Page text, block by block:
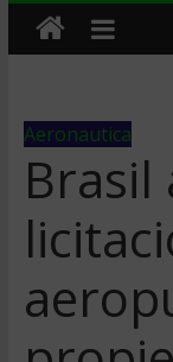
Aeronautica
Brasil